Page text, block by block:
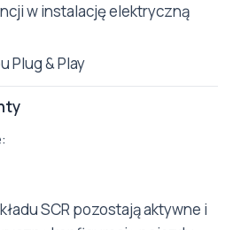
w instalację elektryczną
Plug & Play
SCR pozostają aktywne i